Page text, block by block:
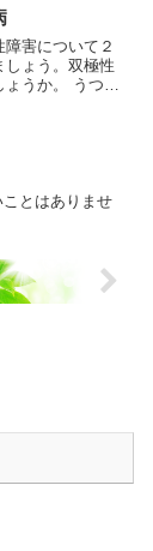
ケースも少な
害について２
しょう。双極性
ょうか。 うつ病
とはありませ